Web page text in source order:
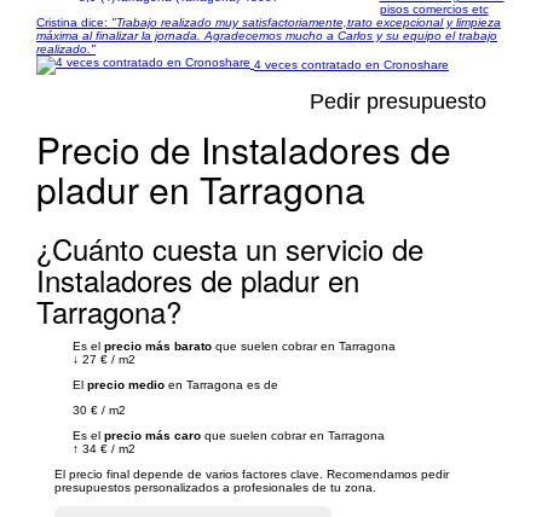
pisos comercios etc
Cristina dice: "Trabajo realizado muy satisfactoriamente,trato excepcional y limpieza
máxima al finalizar la jornada. Agradecemos mucho a Carlos y su equipo el trabajo
realizado."
4 veces contratado en Cronoshare
Pedir presupuesto
Precio de Instaladores de
pladur en Tarragona
¿Cuánto cuesta un servicio de
Instaladores de pladur en
Tarragona?
Es el precio más barato que suelen cobrar en Tarragona
↓ 27 € / m2
El precio medio en Tarragona es de
30 € / m2
Es el precio más caro que suelen cobrar en Tarragona
↑ 34 € / m2
El precio final depende de varios factores clave. Recomendamos pedir
presupuestos personalizados a profesionales de tu zona.